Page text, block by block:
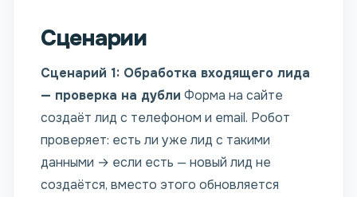
Сценарии
Сценарий 1: Обработка входящего лида
— проверка на дубли Форма на сайте
создаёт лид с телефоном и email. Робот
проверяет: есть ли уже лид с такими
данными → если есть — новый лид не
создаётся, вместо этого обновляется